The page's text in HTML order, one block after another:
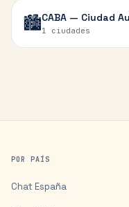
🏙️CABA — Ciudad
1 ciudades
POR PAÍS
Chat España